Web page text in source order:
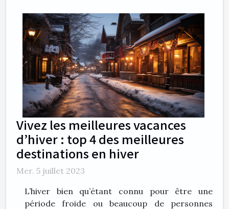
Vivez les meilleures vacances
d’hiver : top 4 des meilleures
destinations en hiver
Mer. 5 juillet 2023
L’hiver bien qu’étant connu pour être une
période froide ou beaucoup de personnes